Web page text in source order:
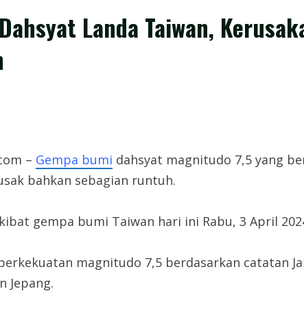
Landa Taiwan,
– Gempa bumi dahsyat magnitudo 7,5 yang
bahkan sebagian runtuh.
gempa bumi Taiwan hari ini Rabu, 3 April
magnitudo 7,5 berdasarkan catatan
Jepang.